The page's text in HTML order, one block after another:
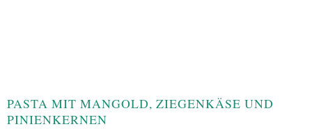
PASTA MIT MANGOLD, ZIEGENKÄSE UND
PINIENKERNEN